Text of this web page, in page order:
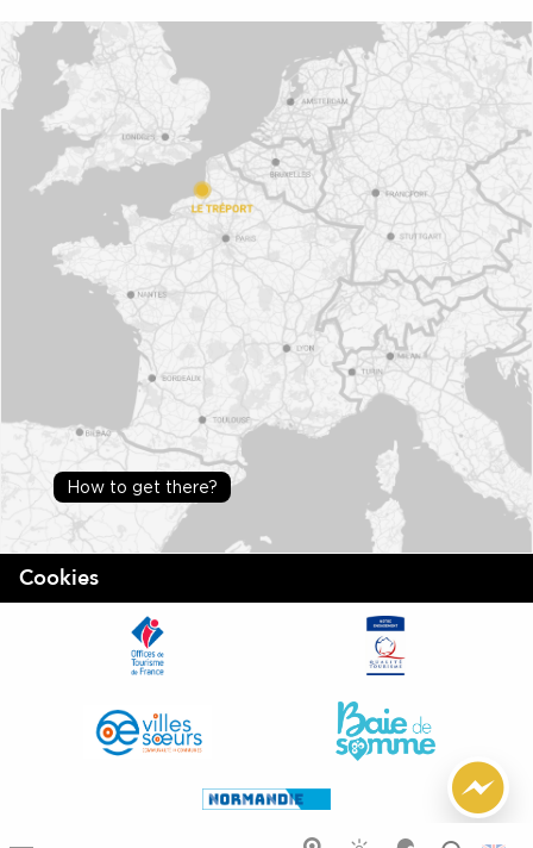
How to get there?
Cookies